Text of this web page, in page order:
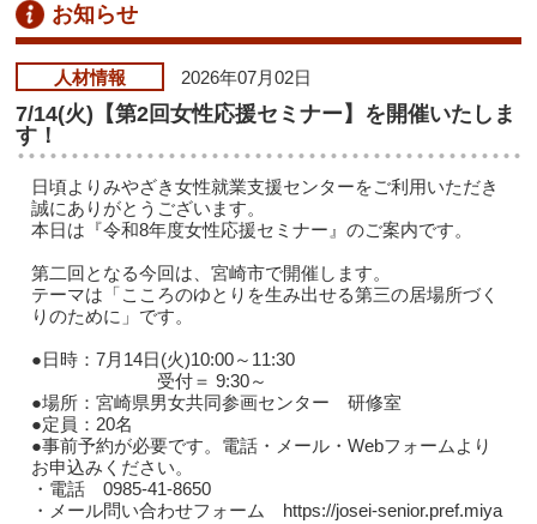
お知らせ
人材情報 2026年07月02日
7/14(火)【第2回女性応援セミナー】を開催いたしま
す！
日頃よりみやざき女性就業支援センターをご利用いただき
誠にありがとうございます。
本日は『令和8年度女性応援セミナー』のご案内です。
第二回となる今回は、宮崎市で開催します。
テーマは「こころのゆとりを生み出せる第三の居場所づく
りのために」です。
●日時：7月14日(火)10:00～11:30
受付＝ 9:30～
●場所：宮崎県男女共同参画センター 研修室
●定員：20名
●事前予約が必要です。電話・メール・Webフォームより
お申込みください。
・電話 0985-41-8650
・メール問い合わせフォーム https://josei-senior.pref.miya